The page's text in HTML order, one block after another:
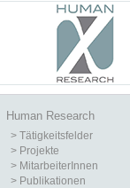
Human Research
> Tätigkeitsfelder
> Projekte
> MitarbeiterInnen
> Publikationen